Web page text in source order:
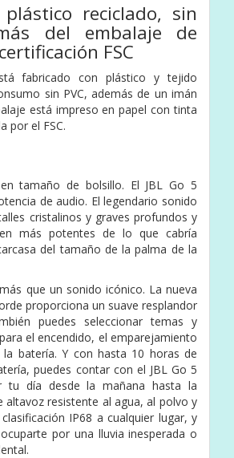
reciclado, sin
del embalaje de
FSC
fabricado con plástico y tejido
sin PVC, además de un imán
está impreso en papel con tinta
por el FSC.
tamaño de bolsillo. El JBL Go 5
de audio. El legendario sonido
cristalinos y graves profundos y
más potentes de lo que cabría
del tamaño de la palma de la
que un sonido icónico. La nueva
proporciona un suave resplandor
puedes seleccionar temas y
el encendido, el emparejamiento
batería. Y con hasta 10 horas de
puedes contar con el JBL Go 5
tu día desde la mañana hasta la
altavoz resistente al agua, al polvo y
IP68 a cualquier lugar, y
por una lluvia inesperada o